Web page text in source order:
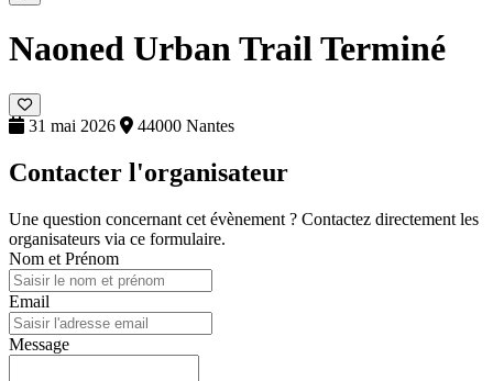
Naoned Urban TrailTerminé
31 mai 2026 44000 Nantes
Contacter l'organisateur
Une question concernant cet évènement ? Contactez directement les
organisateurs via ce formulaire.
Nom et Prénom
Email
Message